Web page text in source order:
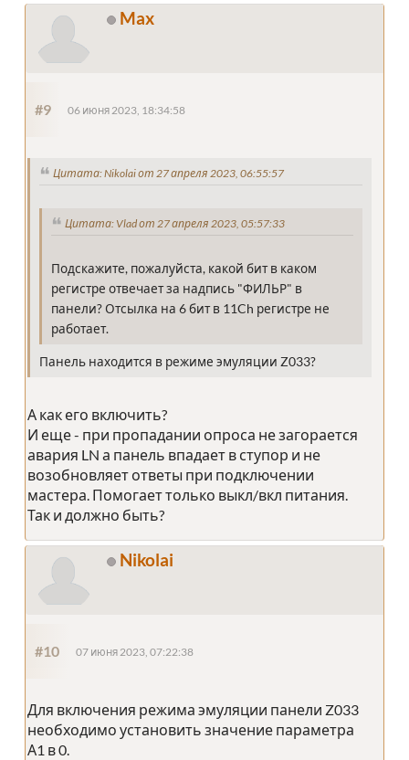
Max
#9 06 июня 2023, 18:34:58
Цитата: Nikolai от 27 апреля 2023, 06:55:57
Цитата: Vlad от 27 апреля 2023, 05:57:33
Подскажите, пожалуйста, какой бит в каком
регистре отвечает за надпись "ФИЛЬР" в
панели? Отсылка на 6 бит в 11Ch регистре не
работает.
Панель находится в режиме эмуляции Z033?
А как его включить?
И еще - при пропадании опроса не загорается
авария LN а панель впадает в ступор и не
возобновляет ответы при подключении
мастера. Помогает только выкл/вкл питания.
Так и должно быть?
Nikolai
#10 07 июня 2023, 07:22:38
Для включения режима эмуляции панели Z033
необходимо установить значение параметра
А1 в 0.